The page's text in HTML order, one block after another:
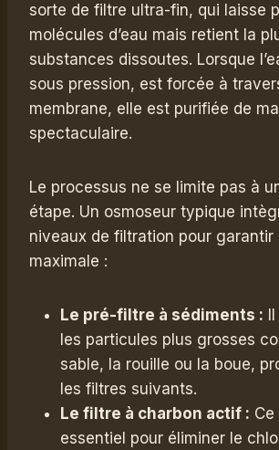
sorte de filtre ultra-fin, qui laisse
molécules d’eau mais retient la
substances dissoutes. Lorsque
sous pression, est forcée à
membrane, elle est purifiée de
spectaculaire.
Le processus ne se limite pas à
étape. Un osmoseur typique
niveaux de filtration pour
maximale :
Le pré-filtre à sédiments :
les particules plus grosses
sable, la rouille ou la boue,
les filtres suivants.
Le filtre à charbon actif :
essentiel pour éliminer le